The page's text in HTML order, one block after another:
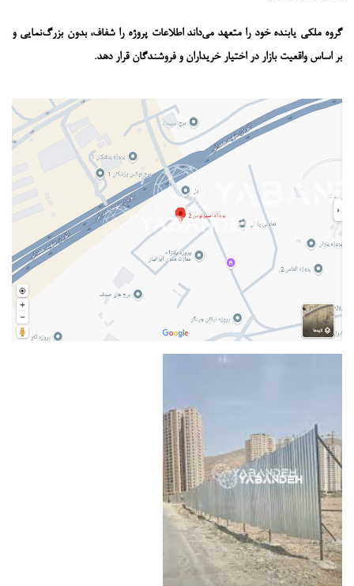
گروه ملکی یابنده خود را متعهد می‌داند اطلاعات پروژه راشفاف، بدون بزرگ‌نمایی و
بر اساس واقعیت بازار در اختیار خریداران و فروشندگان قرار دهد.